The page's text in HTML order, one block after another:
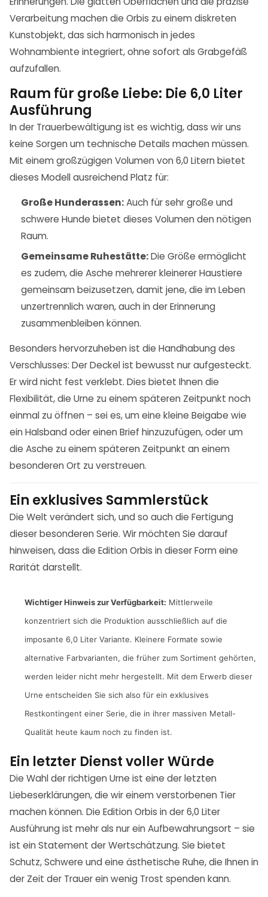
Verarbeitung machen die Orbis zu einem diskreten
Kunstobjekt, das sich harmonisch in jedes
Wohnambiente integriert, ohne sofort als Grabgefäß
aufzufallen.
Raum für große Liebe: Die 6,0 Liter
Ausführung
In der Trauerbewältigung ist es wichtig, dass wir uns
keine Sorgen um technische Details machen müssen.
Mit einem großzügigen Volumen von 6,0 Litern bietet
dieses Modell ausreichend Platz für:
Große Hunderassen:Auch für sehr große und
schwere Hunde bietet dieses Volumen den nötigen
Raum.
Gemeinsame Ruhestätte:Die Größe ermöglicht
es zudem, die Asche mehrerer kleinerer Haustiere
gemeinsam beizusetzen, damit jene, die im Leben
unzertrennlich waren, auch in der Erinnerung
zusammenbleiben können.
Besonders hervorzuheben ist die Handhabung des
Verschlusses: Der Deckel ist bewusst nur aufgesteckt.
Er wird nicht fest verklebt. Dies bietet Ihnen die
Flexibilität, die Urne zu einem späteren Zeitpunkt noch
einmal zu öffnen – sei es, um eine kleine Beigabe wie
ein Halsband oder einen Brief hinzuzufügen, oder um
die Asche zu einem späteren Zeitpunkt an einem
besonderen Ort zu verstreuen.
Ein exklusives Sammlerstück
Die Welt verändert sich, und so auch die Fertigung
dieser besonderen Serie. Wir möchten Sie darauf
hinweisen, dass die Edition Orbis in dieser Form eine
Rarität darstellt.
Wichtiger Hinweis zur Verfügbarkeit: Mittlerweile
konzentriert sich die Produktion ausschließlich auf die
imposante 6,0 Liter Variante. Kleinere Formate sowie
alternative Farbvarianten, die früher zum Sortiment gehörten,
werden leider nicht mehr hergestellt. Mit dem Erwerb dieser
Urne entscheiden Sie sich also für ein exklusives
Restkontingent einer Serie, die in ihrer massiven Metall-
Qualität heute kaum noch zu finden ist.
Ein letzter Dienst voller Würde
Die Wahl der richtigen Urne ist eine der letzten
Liebeserklärungen, die wir einem verstorbenen Tier
machen können. Die Edition Orbis in der 6,0 Liter
Ausführung ist mehr als nur ein Aufbewahrungsort – sie
ist ein Statement der Wertschätzung. Sie bietet
Schutz, Schwere und eine ästhetische Ruhe, die Ihnen in
der Zeit der Trauer ein wenig Trost spenden kann.